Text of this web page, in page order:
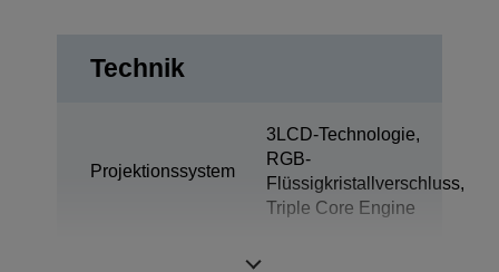
Technik
Projektionssystem
3LCD-Technologie,
RGB-
Flüssigkristallverschluss,
Triple Core Engine